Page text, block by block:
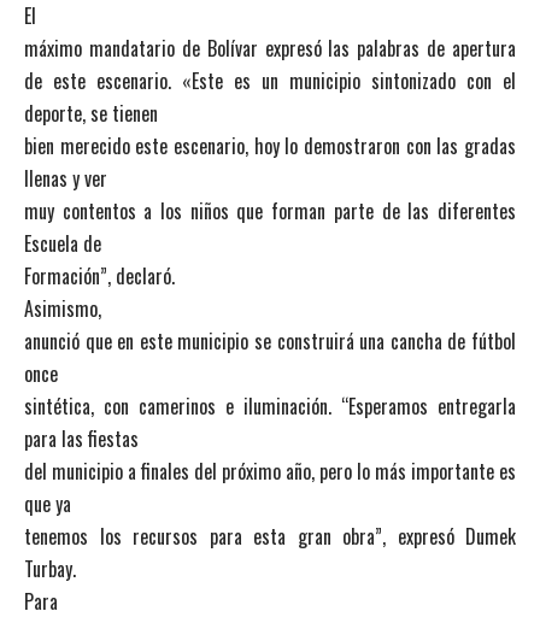
El
máximo mandatario de Bolívar expresó las palabras de apertura
de este escenario. «Este es un municipio sintonizado con el
deporte, se tienen
bien merecido este escenario, hoy lo demostraron con las gradas
llenas y ver
muy contentos a los niños que forman parte de las diferentes
Escuela de
Formación”, declaró.
Asimismo,
anunció que en este municipio se construirá una cancha de fútbol
once
sintética, con camerinos e iluminación. “Esperamos entregarla
para las fiestas
del municipio a finales del próximo año, pero lo más importante es
que ya
tenemos los recursos para esta gran obra”, expresó Dumek
Turbay.
Para